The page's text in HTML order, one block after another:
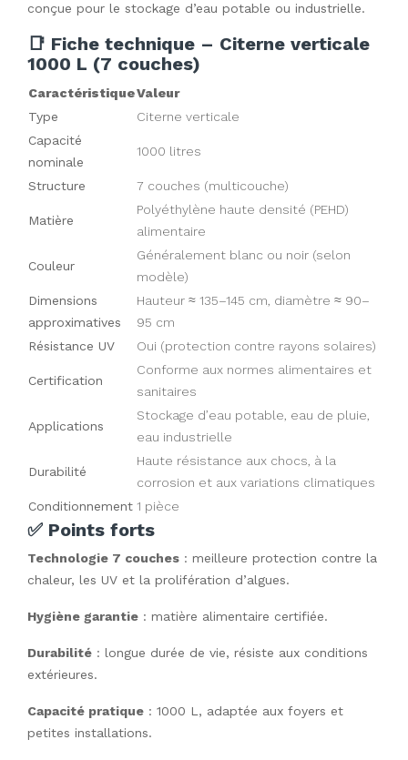
conçue pour le stockage d’eau potable ou industrielle.
📑 Fiche technique – Citerne verticale
1000 L (7 couches)
CaractéristiqueValeur
Type
Citerne verticale
Capacité
nominale
1000 litres
Structure 7 couches (multicouche)
Matière
Polyéthylène haute densité (PEHD)
alimentaire
Couleur
Généralement blanc ou noir (selon
modèle)
Dimensions
approximatives
Hauteur ≈ 135–145 cm, diamètre ≈ 90–
95 cm
Résistance UV
Oui (protection contre rayons solaires)
Certification
Conforme aux normes alimentaires et
sanitaires
Applications
Stockage d’eau potable, eau de pluie,
eau industrielle
Durabilité
Haute résistance aux chocs, à la
corrosion et aux variations climatiques
Conditionnement 1 pièce
✅ Points forts
Technologie 7 couches : meilleure protection contre la
chaleur, les UV et la prolifération d’algues.
Hygiène garantie : matière alimentaire certifiée.
Durabilité : longue durée de vie, résiste aux conditions
extérieures.
Capacité pratique : 1000 L, adaptée aux foyers et
petites installations.